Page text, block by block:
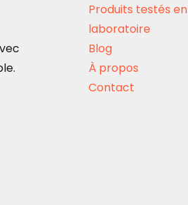
Produits testés en
laboratoire
Blog
À propos
Contact